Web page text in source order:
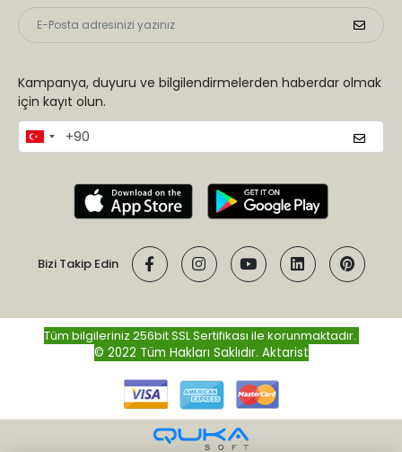
Kampanya, duyuru ve bilgilendirmelerden haberdar olmak
için kayıt olun.
Bizi Takip Edin
Tüm bilgileriniz 256bit SSL Sertifikası ile korunmaktadır.
© 2022 Tüm Hakları Saklıdır. Aktarist